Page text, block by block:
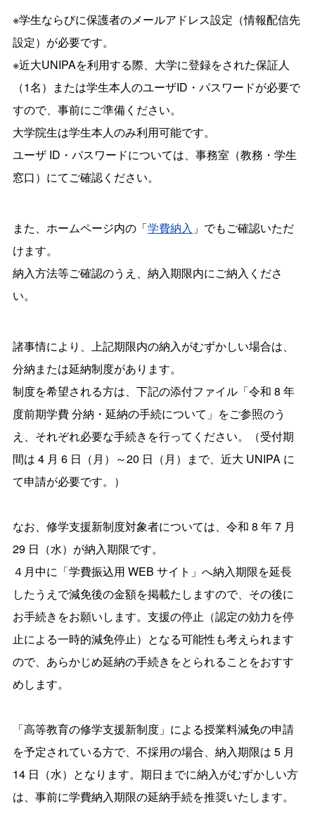
※学生ならびに保護者のメールアドレス設定（情報配信先
設定）が必要です。
※近大UNIPAを利用する際、大学に登録をされた保証人
（1名）または学生本人のユーザID ・パスワードが必要で
すので、事前にご準備ください。
大学院生は学生本人のみ利用可能です。
ユーザ ID・パスワードについては、事務室（教務・学生
窓口）にてご確認ください。
また、ホームページ内の「学費納入 」でもご確認いただ
けます。
納入方法等ご確認のうえ、納入期限内にご納入くださ
い。
諸事情により、上記期限内の納入がむずかしい場合は、
分納または延納制度があります。
制度を希望される方は、下記の添付ファイル「令和 8 年
度前期学費 分納・延納の手続について」をご参照のう
え、それぞれ必要な手続きを行ってください。（受付期
間は 4 月 6 日（月）～20 日（月）まで、近大 UNIPA に
て申請が必要です。）
なお、修学支援新制度対象者については、令和 8 年 7 月
29 日（水）が納入期限です。
４月中に「学費振込用 WEB サイト」へ納入期限を延長
したうえで減免後の金額を掲載たしますので、その後に
お手続きをお願いします。支援の停止（認定の効力を停
止による一時的減免停止）となる可能性も考えられます
ので、あらかじめ延納の手続きをとられることをおすす
めします。
「高等教育の修学支援新制度」による授業料減免の申請
を予定されている方で、不採用の場合、納入期限は 5 月
14 日（水）となります。期日までに納入がむずかしい方
は、事前に学費納入期限の延納手続を推奨いたします。